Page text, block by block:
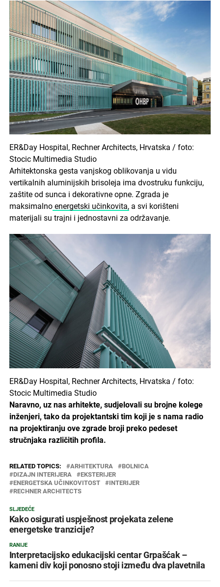
ER&Day Hospital, Rechner Architects, Hrvatska / foto:
Stocic Multimedia Studio
Arhitektonska gesta vanjskog oblikovanja u vidu
vertikalnih aluminijskih brisoleja ima dvostruku funkciju,
zaštite od sunca i dekorativne opne. Zgrada je
maksimalnoenergetski učinkovita,a svi korišteni
materijali su trajni i jednostavni za održavanje.
ER&Day Hospital, Rechner Architects, Hrvatska / foto:
Stocic Multimedia Studio
Naravno, uz nas arhitekte, sudjelovali su brojne kolege
inženjeri, tako da projektantski tim koji je s nama radio
na projektiranju ove zgrade broji preko pedeset
stručnjaka različitih profila.
RELATED TOPICS: ARHITEKTURA
BOLNICA
DIZAJN INTERIJERA
EKSTERIJER
ENERGETSKA UČINKOVITOST
INTERIJER
RECHNER ARCHITECTS
SLJEDEĆE
Kako osigurati uspješnost projekata zelene
energetske tranzicije?
RANIJE
Interpretacijsko edukacijski centar Grpašćak –
kameni div koji ponosno stoji između dva plavetnila